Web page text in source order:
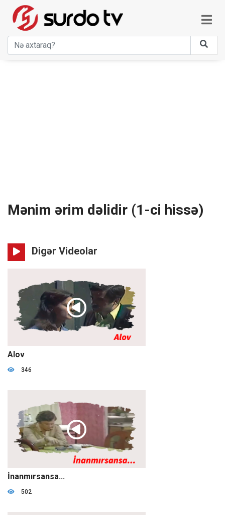
Mənim ərim dəlidir (1-ci hissə)
Digər Videolar
Alov
346
İnanmırsansa...
502